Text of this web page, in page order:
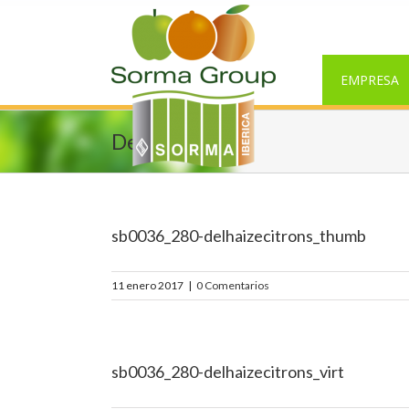
EMPRESA
Delhaize
sb0036_280-delhaizecitrons_thumb
11 enero 2017 | 0 Comentarios
sb0036_280-delhaizecitrons_virt